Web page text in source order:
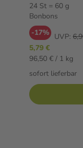
24 St = 60 g
Bonbons
-17% UVP:
5,79 €
96,50 € / 1 kg
sofort lieferbar